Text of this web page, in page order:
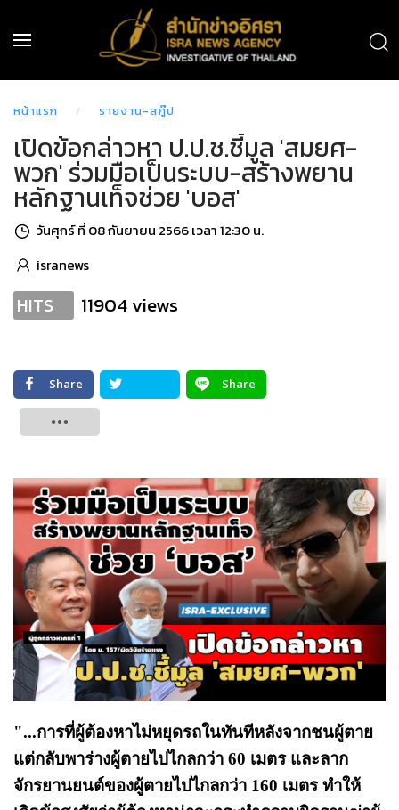
หน้าแรก รายงาน-สกู๊ป
เปิดข้อกล่าวหา ป.ป.ช.ชี้มูล 'สมยศ-
พวก' ร่วมมือเป็นระบบ-สร้างพยาน
หลักฐานเท็จช่วย 'บอส'
วันศุกร์ ที่ 08 กันยายน 2566 เวลา 12:30 น.
isranews
HITS 11904 views
Share
Share
"...การที่ผู้ต้องหาไม่หยุดรถในทันทีหลังจากชนผู้ตาย
แต่กลับพาร่างผู้ตายไปไกลกว่า 60 เมตร และลาก
จักรยานยนต์ของผู้ตายไปไกลกว่า 160 เมตร ทำให้